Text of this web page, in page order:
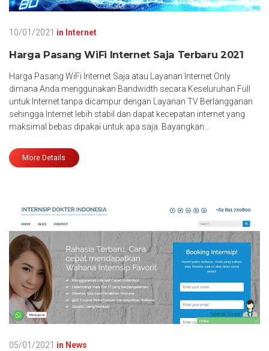
10/01/2021 in Internet
Harga Pasang WiFi Internet Saja Terbaru 2021
Harga Pasang WiFi Internet Saja atau Layanan Internet Only
dimana Anda menggunakan Bandwidth secara Keseluruhan Full
untuk Internet tanpa dicampur dengan Layanan TV Berlangganan
sehingga Internet lebih stabil dan dapat kecepatan internet yang
maksimal bebas dipakai untuk apa saja. Bayangkan…
More Details
05/01/2021 in News